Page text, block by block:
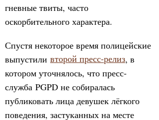
гневные твиты, часто
оскорбительного характера.
Спустя некоторое время полицейские
выпустили второй пресс-релиз, в
котором уточнялось, что пресс-
служба PGPD не собиралась
публиковать лица девушек лёгкого
поведения, застуканных на месте